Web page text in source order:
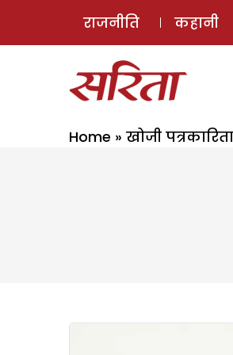
राजनीति कहानी
Home » खोजी पत्रकारिता